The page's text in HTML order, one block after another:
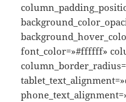
font_color=»#ffffff»